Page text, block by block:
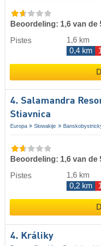
Beoordeling: 1,6 van de
Pistes
1,6 km
0,4 km
4. Salamandra
Stiavnica
Europa Slowakije
Beoordeling: 1,6 van de
Pistes
1,6 km
0,2 km
4. Králiky